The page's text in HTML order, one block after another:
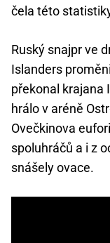
čela této
Ruský snajpr ve
Islanders
překonal krajana
hrálo v aréně
Ovečkinova
spoluhráčů a i z
snášely ovace.